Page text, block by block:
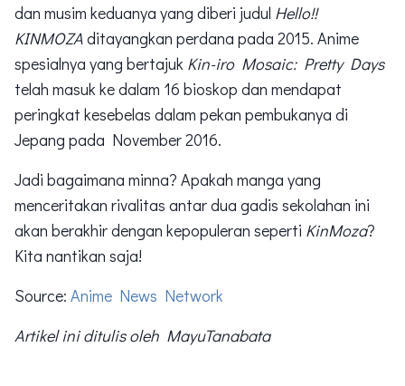
dan musim keduanya yang diberi judul Hello!!
KINMOZAditayangkan perdana pada 2015. Anime
spesialnya yang bertajuk Kin-iro Mosaic: Pretty Days
telah masuk ke dalam 16 bioskop dan mendapat
peringkat kesebelas dalam pekan pembukanya di
Jepang pada November 2016.
Jadi bagaimana minna? Apakah manga yang
menceritakan rivalitas antar dua gadis sekolahan ini
akan berakhir dengan kepopuleran seperti KinMoza?
Kita nantikan saja!
Source: Anime News Network
Artikel ini ditulis oleh MayuTanabata